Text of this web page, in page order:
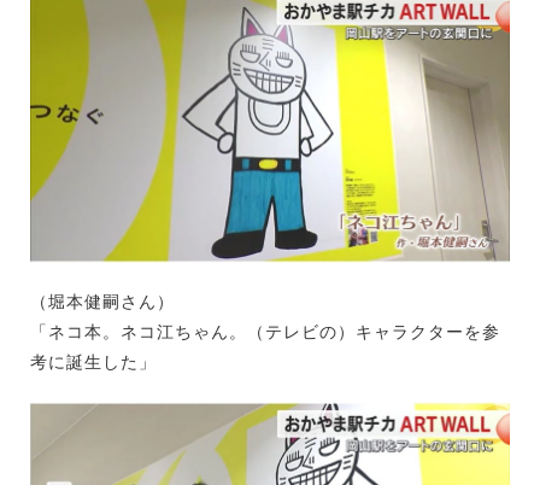
（堀本健嗣さん）
「ネコ本。ネコ江ちゃん。（テレビの）キャラクターを参
考に誕生した」